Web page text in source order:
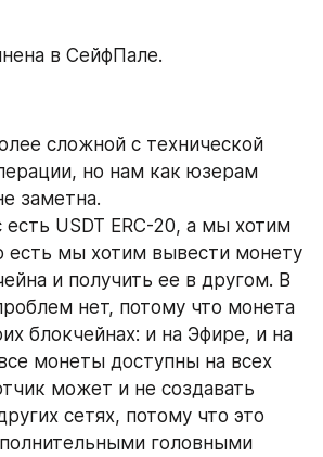
в СейфПале.
сложной с технической
но нам как юзерам
заметна.
USDT ERC-20, а мы хотим
есть мы хотим вывести монету
и получить ее в другом. В
нет, потому что монета
блокчейнах: и на Эфире, и на
монеты доступны на всех
может и не создавать
сетях, потому что это
головными